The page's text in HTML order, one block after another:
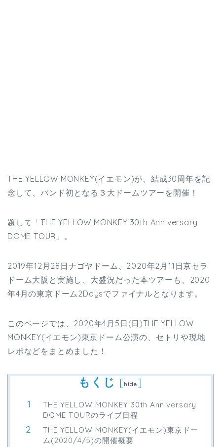
THE YELLOW MONKEY(イエモン)が、結成30周年を記
念して、バンド初となる３大ドームツアーを開催！
題して「THE YELLOW MONKEY 30th Anniversary
DOME TOUR」。
2019年12月28日ナゴヤドーム、2020年2月11日京セラ
ドーム大阪と実施し、大盛況だった本ツアーも、2020
年4月の東京ドーム2Daysでファイナルとなります。
このページでは、2020年4月5日(日)THE YELLOW
MONKEY(イエモン)東京ドーム公演の、セトリや現地
レポなどをまとめました！
もくじ [hide ]
THE YELLOW MONKEY 30th Anniversary
DOME TOURのライブ日程
THE YELLOW MONKEY(イエモン)東京ドー
ム(2020/4/5)の開催概要